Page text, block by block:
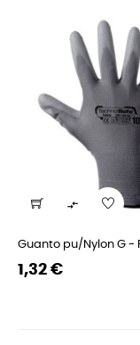

Guanto pu/Nylon G -
Prezzo
Prezzo
1,32 €